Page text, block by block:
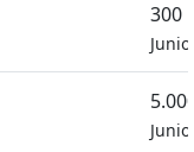
300